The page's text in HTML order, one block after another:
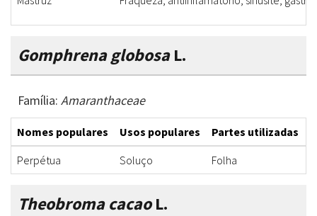
Gomphrena globosaL.
Família: Amaranthaceae
Nomes populares Usos populares Partes utilizadas
Perpétua
Soluço Folha
Theobroma cacaoL.